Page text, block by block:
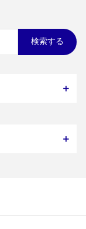
検索する
＋
＋